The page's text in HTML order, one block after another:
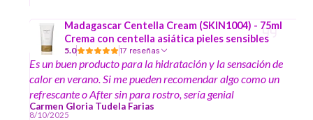
Madagascar Centella Cream (SKIN1004) - 75ml
Crema con centella asiática pieles sensibles
5.0 17 reseñas
Es un buen producto para la hidratación y la sensación de
calor en verano. Si me pueden recomendar algo como un
refrescante o After sin para rostro, sería genial
Carmen Gloria Tudela Farias
8/10/2025